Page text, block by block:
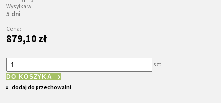
Wysyłka w:
5 dni
Cena:
879,10 zł
szt.
DO KOSZYKA
dodaj do przechowalni